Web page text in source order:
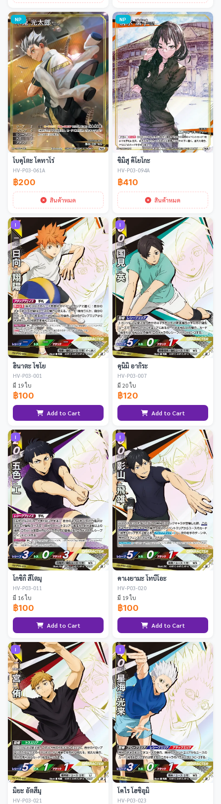
NP
โบคุโตะ โคทาโร่
HV-P03-061A
฿200
สินค้าหมด
NP
ชิมิสุ คิโยโกะ
HV-P03-094A
฿410
สินค้าหมด
I
ฮินาตะ โชโย
HV-P03-001
มี 19 ใบ
฿100
Add to Cart
I
คุนิมิ อากิระ
HV-P03-007
มี 20 ใบ
฿120
Add to Cart
I
โกชิกิ สึโตมุ
HV-P03-011
มี 16 ใบ
฿100
Add to Cart
I
คาเงยามะ โทบิโอะ
HV-P03-020
มี 19 ใบ
฿100
Add to Cart
I
มิยะ อัตสึมุ
HV-P03-021
I
โคไร โฮชิอุมิ
HV-P03-023